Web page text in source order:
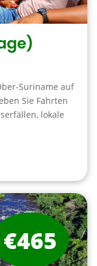
Suriname auf
Sie Fahrten
lokale
€465